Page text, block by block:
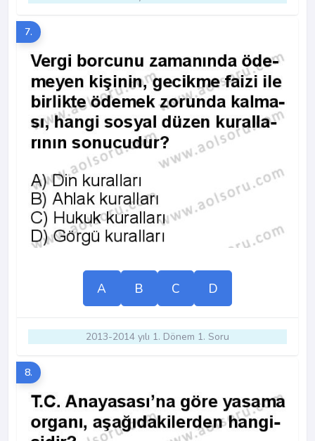
7.
A B C D
2013-2014 yılı 1. Dönem 1. Soru
8.